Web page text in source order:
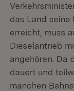
das Land seine
erreicht, muss
Dieselantrieb
angehören. Da
dauert und
manchen